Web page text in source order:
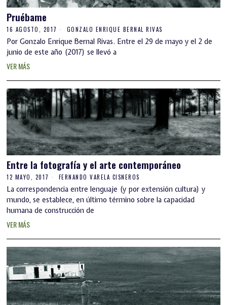
Pruébame
16 AGOSTO, 2017 GONZALO ENRIQUE BERNAL RIVAS
Por Gonzalo Enrique Bernal Rivas. Entre el 29 de mayo y el 2 de
junio de este año (2017) se llevó a
VER MÁS
Entre la fotografía y el arte contemporáneo
12 MAYO, 2017 FERNANDO VARELA CISNEROS
La correspondencia entre lenguaje (y por extensión cultura) y
mundo, se establece, en último término sobre la capacidad
humana de construcción de
VER MÁS